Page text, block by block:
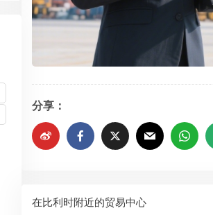
分享：
在比利时附近的贸易中心